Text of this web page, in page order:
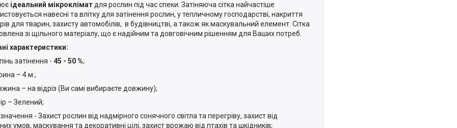
ідеальний мікрокліматдля рослин під час спеки. Затіняюча сітка найчастіше
навесні та влітку для затінення рослин, у тепличному господарстві, накриття
для тварин, захисту автомобілів, в будівництві, а також як маскувальний елемент. Сітка
зі щільного матеріалу, що є надійним та довговічним рішенням для Ваших потреб.
характеристики:
затінення - 45 - 50 %;
– 4 м.;
– на відріз (Ви самі вибираєте довжину);
– Зелений;
- Захист рослин від надмірного сонячного світла та перегріву, захист від
умов, маскування та декоративні цілі, захист врожаю від птахів та шкідників;